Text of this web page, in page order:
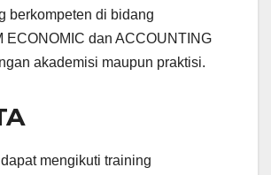
berkompeten di bidang
ECONOMIC dan ACCOUNTING
akademisi maupun praktisi.
mengikuti training